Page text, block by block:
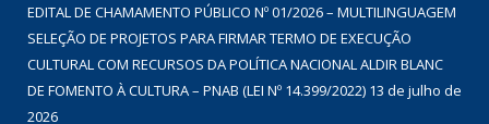
EDITAL DE CHAMAMENTO PÚBLICO Nº 01/2026 – MULTILINGUAGEM
SELEÇÃO DE PROJETOS PARA FIRMAR TERMO DE EXECUÇÃO
CULTURAL COM RECURSOS DA POLÍTICA NACIONAL ALDIR BLANC
DE FOMENTO À CULTURA – PNAB (LEI Nº 14.399/2022) 13 de julho de
2026